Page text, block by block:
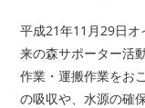
平成21年11月29日
来の森サポーター活
作業・運搬作業をお
の吸収や、水源の確